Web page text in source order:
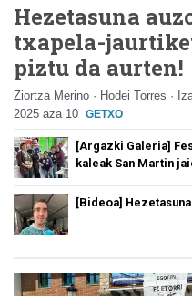
Hezetasuna
txapela-
piztu da aurten!
Ziortza Merino · Hodei Torres ·
2025 aza 10 GETXO
[Argazki Galeria]
kaleak San Martin
[Bideoa]